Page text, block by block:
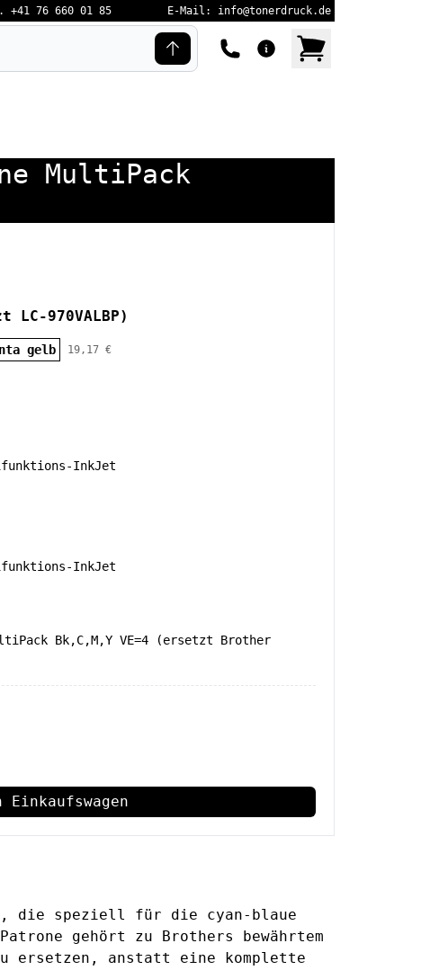
+41 76 660 01 85 E-Mail: info@tonerdruck.de
MultiPack
LC-970VALBP)
gelb 19,17 €
InkJet
InkJet
Bk,C,M,Y VE=4 (ersetzt Brother
Einkaufswagen
die speziell für die cyan-blaue
gehört zu Brothers bewährtem
ersetzen, anstatt eine komplette